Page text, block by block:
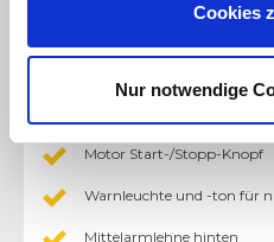
Cookies
Nur notwendige
Motor Start-/Stopp-Knopf
Warnleuchte und -ton für
Mittelarmlehne hinten